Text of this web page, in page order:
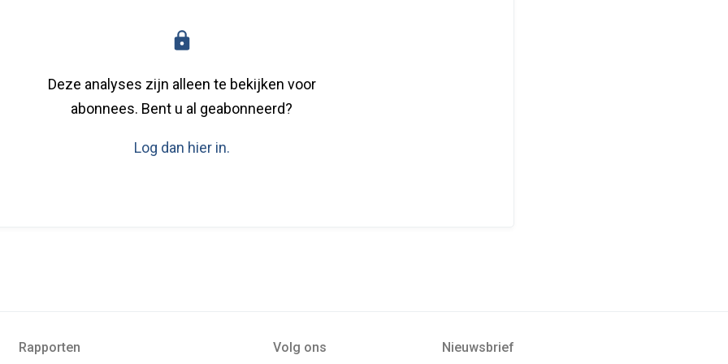
Deze analyses zijn alleen te bekijken voor
abonnees. Bent u al geabonneerd?
Log dan hier in.
Rapporten Volg ons Nieuwsbrief